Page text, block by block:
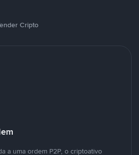
Cripto
a uma ordem P2P, o criptoativo